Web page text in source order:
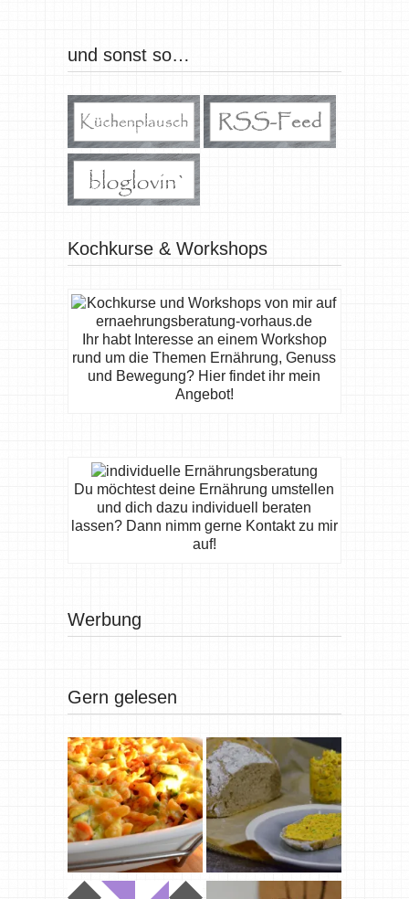
und sonst so…
Kochkurse & Workshops
Ihr habt Interesse an einem Workshop
rund um die Themen Ernährung, Genuss
und Bewegung? Hier findet ihr mein
Angebot!
Du möchtest deine Ernährung umstellen
und dich dazu individuell beraten
lassen? Dann nimm gerne Kontakt zu mir
auf!
Werbung
Gern gelesen